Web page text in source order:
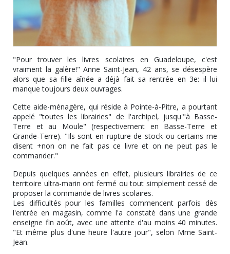
"Pour trouver les livres scolaires en Guadeloupe, c'est
vraiment la galère!" Anne Saint-Jean, 42 ans, se désespère
alors que sa fille aînée a déjà fait sa rentrée en 3e: il lui
manque toujours deux ouvrages.
Cette aide-ménagère, qui réside à Pointe-à-Pitre, a pourtant
appelé "toutes les librairies" de l'archipel, jusqu'"à Basse-
Terre et au Moule" (respectivement en Basse-Terre et
Grande-Terre). "Ils sont en rupture de stock ou certains me
disent +non on ne fait pas ce livre et on ne peut pas le
commander."
Depuis quelques années en effet, plusieurs librairies de ce
territoire ultra-marin ont fermé ou tout simplement cessé de
proposer la commande de livres scolaires.
Les difficultés pour les familles commencent parfois dès
l'entrée en magasin, comme l'a constaté dans une grande
enseigne fin août, avec une attente d'au moins 40 minutes.
"Et même plus d'une heure l'autre jour", selon Mme Saint-
Jean.